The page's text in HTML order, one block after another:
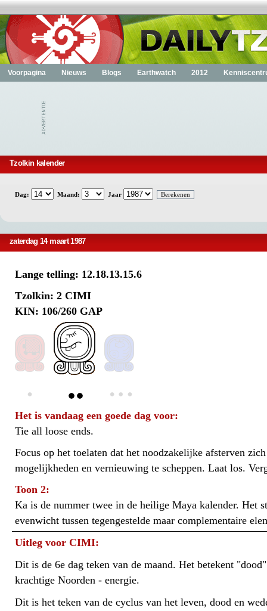
Voorpagina Nieuws Blogs Earthwatch 2012
Tzolkin kalender
Dag: Maand: Jaar
zaterdag 14 maart 1987
Lange telling: 12.18.13.15.6
Tzolkin: 2 CIMI
KIN: 106/260 GAP
Het is vandaag een goede dag voor:
Tie all loose ends.
Focus op het toelaten dat het noodzakelijke afsterven
mogelijkheden en vernieuwing te scheppen. Laat los.
Toon 2:
Ka is de nummer twee in de heilige Maya kalender. Het
evenwicht tussen tegengestelde maar complementaire
Uitleg voor CIMI:
Dit is de 6e dag teken van de maand. Het betekent
krachtige Noorden - energie.
Dit is het teken van de cyclus van het leven, dood en